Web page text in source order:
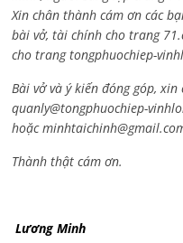
Xin chân thành cám ơn các
bài vở, tài chính cho trang
cho trang tongphuochiep-
Bài vở và ý kiến đóng góp,
quanly@tongphuochiep-
hoặc
Thành thật cám ơn.
Lương Minh